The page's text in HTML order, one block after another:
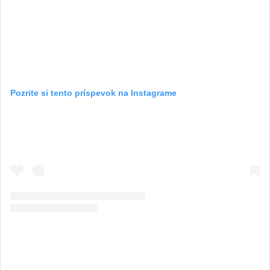
Pozrite si tento príspevok na Instagrame